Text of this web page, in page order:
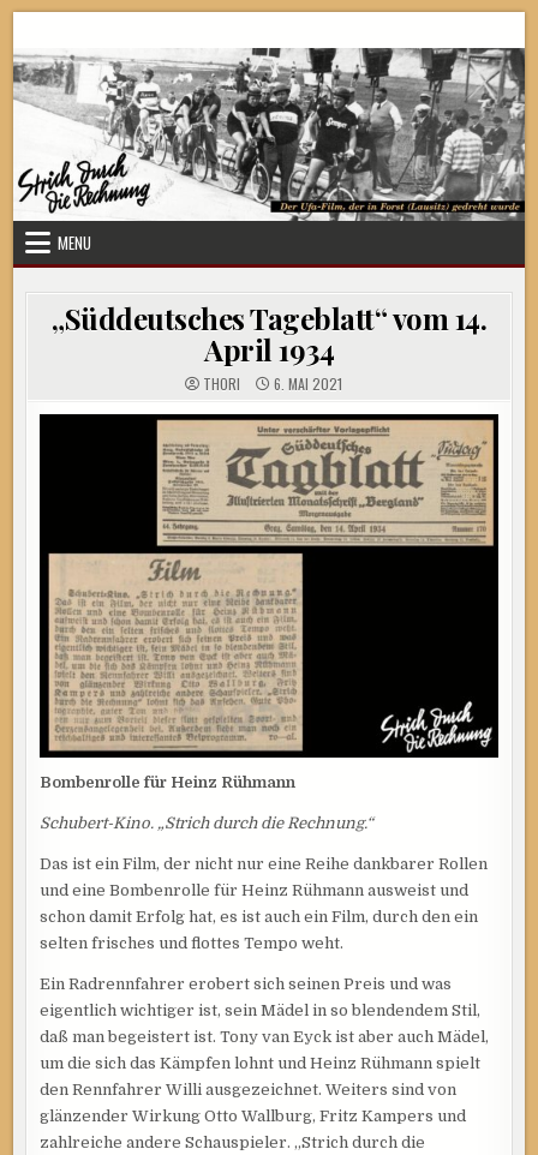
content
Strich durch die Rechnung
MENU
„Süddeutsches Tageblatt“ vom 14.
April 1934
THORI 6. MAI 2021
Bombenrolle für Heinz Rühmann
Schubert-Kino. „Strich durch die Rechnung.“
Das ist ein Film, der nicht nur eine Reihe dankbarer Rollen
und eine Bombenrolle für Heinz Rühmann ausweist und
schon damit Erfolg hat, es ist auch ein Film, durch den ein
selten frisches und flottes Tempo weht.
Ein Radrennfahrer erobert sich seinen Preis und was
eigentlich wichtiger ist, sein Mädel in so blendendem Stil,
daß man begeistert ist. Tony van Eyck ist aber auch Mädel,
um die sich das Kämpfen lohnt und Heinz Rühmann spielt
den Rennfahrer Willi ausgezeichnet. Weiters sind von
glänzender Wirkung Otto Wallburg, Fritz Kampers und
zahlreiche andere Schauspieler. „Strich durch die